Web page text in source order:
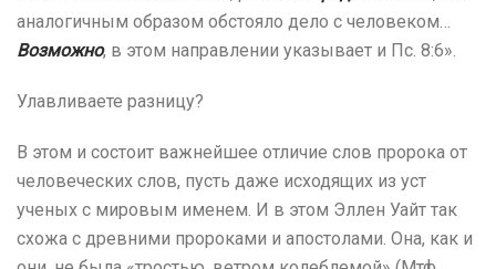
аналогичным образом обстояло дело с человеком…
Возможно, в этом направлении указывает и Пс. 8:6».
Улавливаете разницу?
В этом и состоит важнейшее отличие слов пророка от
человеческих слов, пусть даже исходящих из уст
ученых с мировым именем. И в этом Эллен Уайт так
схожа с древними пророками и апостолами. Она, как и